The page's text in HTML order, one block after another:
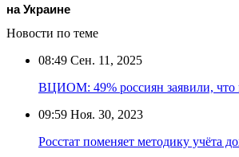
на Украине
Новости по теме
08:49 Сен. 11, 2025
ВЦИОМ: 49% россиян заявили, что
09:59 Ноя. 30, 2023
Росстат поменяет методику учёта